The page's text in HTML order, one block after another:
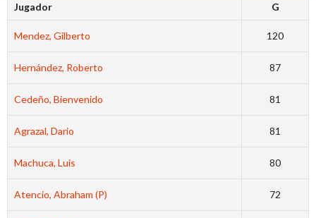
Jugador G
Mendez, Gilberto 120
Hernández, Roberto 87
Cedeño, Bienvenido 81
Agrazal, Dario 81
Machuca, Luis 80
Atencio, Abraham (P) 72